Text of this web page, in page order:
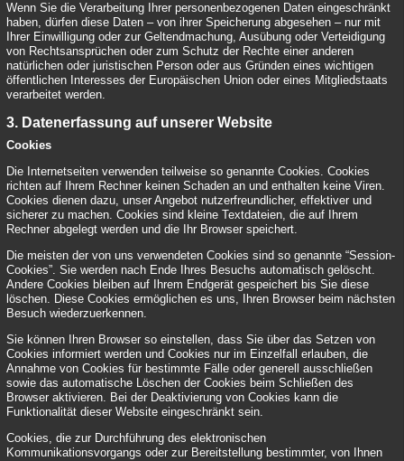
Wenn Sie die Verarbeitung Ihrer personenbezogenen Daten eingeschränkt
haben, dürfen diese Daten – von ihrer Speicherung abgesehen – nur mit
Ihrer Einwilligung oder zur Geltendmachung, Ausübung oder Verteidigung
von Rechtsansprüchen oder zum Schutz der Rechte einer anderen
natürlichen oder juristischen Person oder aus Gründen eines wichtigen
öffentlichen Interesses der Europäischen Union oder eines Mitgliedstaats
verarbeitet werden.
3. Datenerfassung auf unserer Website
Cookies
Die Internetseiten verwenden teilweise so genannte Cookies. Cookies
richten auf Ihrem Rechner keinen Schaden an und enthalten keine Viren.
Cookies dienen dazu, unser Angebot nutzerfreundlicher, effektiver und
sicherer zu machen. Cookies sind kleine Textdateien, die auf Ihrem
Rechner abgelegt werden und die Ihr Browser speichert.
Die meisten der von uns verwendeten Cookies sind so genannte “Session-
Cookies”. Sie werden nach Ende Ihres Besuchs automatisch gelöscht.
Andere Cookies bleiben auf Ihrem Endgerät gespeichert bis Sie diese
löschen. Diese Cookies ermöglichen es uns, Ihren Browser beim nächsten
Besuch wiederzuerkennen.
Sie können Ihren Browser so einstellen, dass Sie über das Setzen von
Cookies informiert werden und Cookies nur im Einzelfall erlauben, die
Annahme von Cookies für bestimmte Fälle oder generell ausschließen
sowie das automatische Löschen der Cookies beim Schließen des
Browser aktivieren. Bei der Deaktivierung von Cookies kann die
Funktionalität dieser Website eingeschränkt sein.
Cookies, die zur Durchführung des elektronischen
Kommunikationsvorgangs oder zur Bereitstellung bestimmter, von Ihnen